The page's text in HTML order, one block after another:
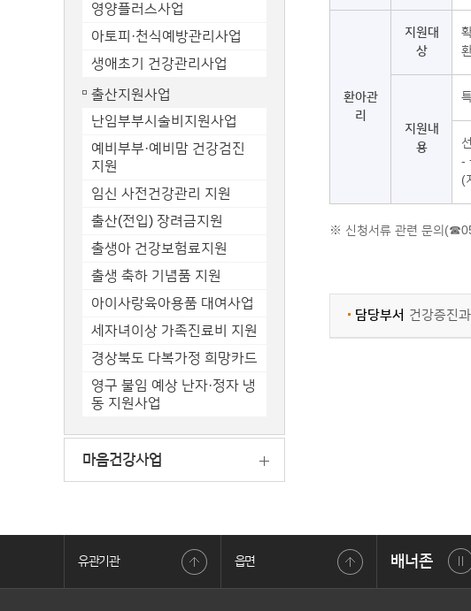
영양플러스사업
아토피·천식예방관리사업
생애초기 건강관리사업
출산지원사업
난임부부시술비지원사업
예비부부·예비맘 건강검진
지원
임신 사전건강관리 지원
출산(전입) 장려금지원
출생아 건강보험료지원
출생 축하 기념품 지원
아이사랑육아용품 대여사업
세자녀이상 가족진료비 지원
경상북도 다복가정 희망카드
영구 불임 예상 난자·정자 냉
동 지원사업
마음건강사업
환아관
리
지원대
상
지원내
용
-
(
※ 신청서류 관련 문의
담당부서 건강증진과
유관기관 읍면 배너존
소비자24 동해안지질공원 정부민원안내콜센터 전국어디서나 110